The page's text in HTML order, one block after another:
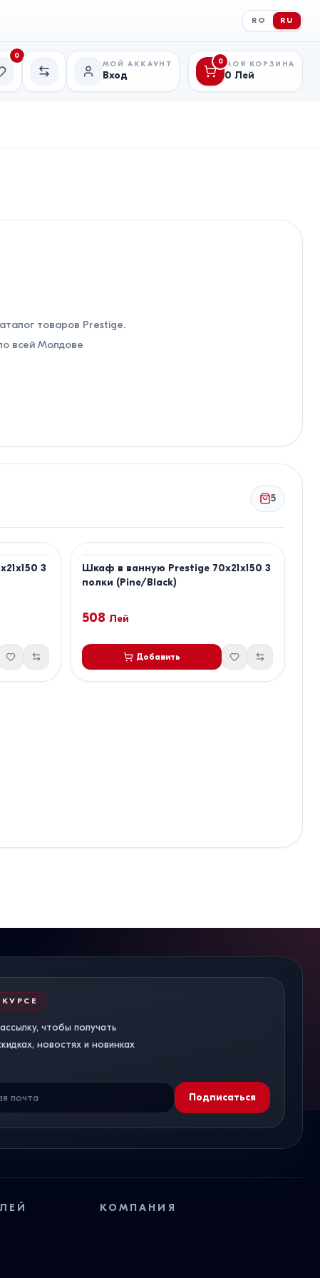
RO RU
желаний
0
Сравнение
МОЙ АККАУНТ
Вход
0 МОЯ КОРЗИНА
0 Лей
товаров Prestige.
всей Молдове
5
3
Шкаф в ванную Prestige 70x21x150 3
полки (Pine/Black)
508 Лей
Добавить
чтобы получать
новостях и новинках
Подписаться
КОМПАНИЯ